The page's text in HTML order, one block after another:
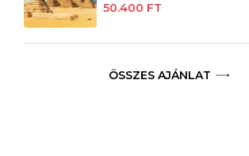
50.400 FT
ÖSSZES AJÁNLAT